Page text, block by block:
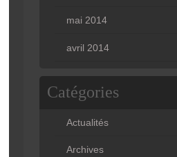
mai 2014
avril 2014
Catégories
Actualités
Archives